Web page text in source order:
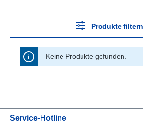
Produkte filtern
Keine Produkte gefunden.
Service-Hotline